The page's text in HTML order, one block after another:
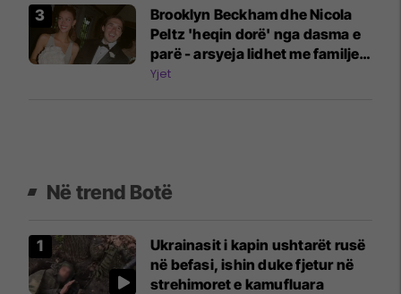
Brooklyn Beckham dhe Nicola
Peltz 'heqin dorë' nga dasma e
parë - arsyeja lidhet me familjen
Beckham
Yjet
Në trend Botë
Ukrainasit i kapin ushtarët rusë
në befasi, ishin duke fjetur në
strehimoret e kamufluara